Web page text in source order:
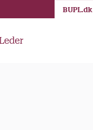
Leder
BUPL.dk